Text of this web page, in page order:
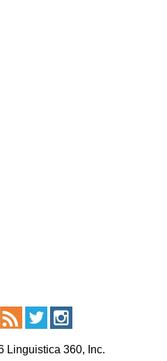
Linguistica 360, Inc.